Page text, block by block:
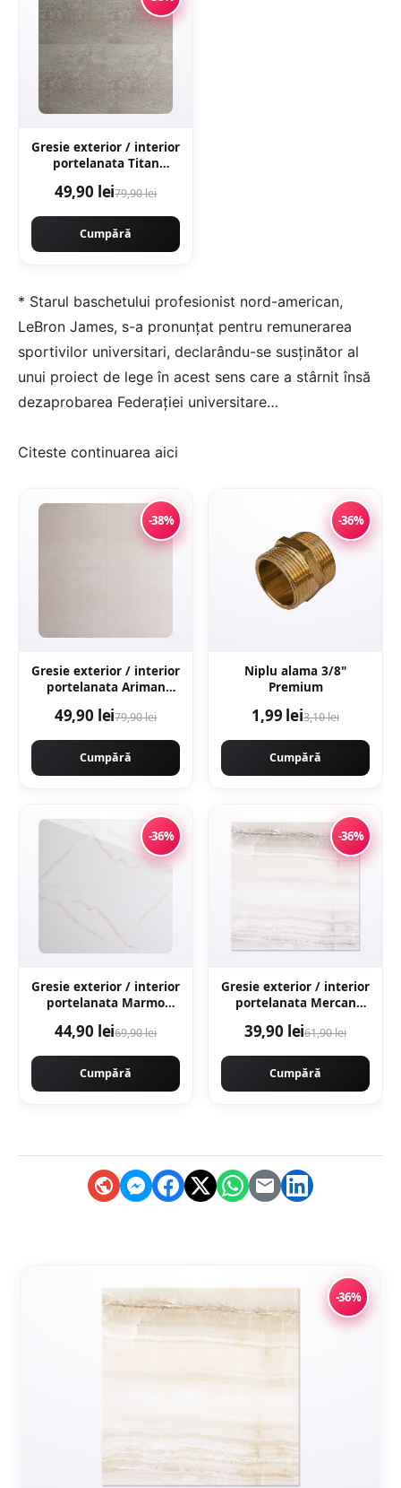
Gresie exterior / interior
portelanata Titan
mata rectificata aspect
49,90 lei79,90 lei
Cumpără
* Starul baschetului profesionist nord-american,
LeBron James, s-a pronunţat pentru remunerarea
sportivilor universitari, declarându-se susţinător al
unui proiect de lege în acest sens care a stârnit însă
dezaprobarea Federaţiei universitare…
Citeste continuarea aici
-38%
Gresie exterior / interior
portelanata Ariman
rectificata aspect
49,90 lei79,90 lei
Cumpără
-36%
Niplu alama 3/8"
Premium
1,99 lei3,10 lei
Cumpără
-36%
Gresie exterior / interior
portelanata Marmo
lucioasa rectificata tip
44,90 lei69,90 lei
Cumpără
-36%
Gresie exterior / interior
portelanata Mercan
lucioasa tip marmura
39,90 lei61,90 lei
Cumpără
-36%